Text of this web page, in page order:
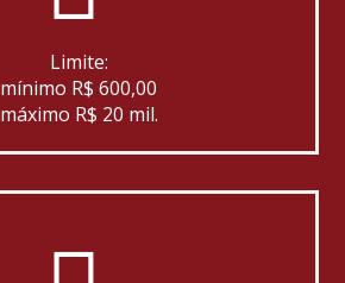
Limite:
mínimo R$ 600,00
máximo R$ 20 mil.